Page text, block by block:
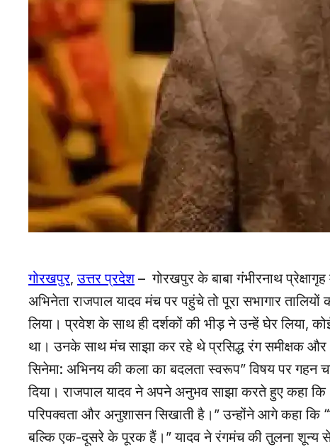
गोरखपुर,उत्तर प्रदेश– गोरखपुर के बाबा गंभीरनाथ
अभिनेता राजपाल यादव मंच पर पहुंचे तो पूरा सभागार
लिया। प्रवेश के साथ ही दर्शकों की भीड़ ने उन्हें घेर लिया,
था। उनके साथ मंच साझा कर रहे थे प्रसिद्ध रंग समीक्षक
सिनेमा: अभिनय की कला का बदलता स्वरूप” विषय पर गहन
दिया। राजपाल यादव ने अपने अनुभव साझा करते हुए कहा
परिपक्वता और अनुशासन सिखाती है।” उन्होंने आगे कहा कि
बल्कि एक-दूसरे के पूरक हैं।” यादव ने रंगमंच की तुलना